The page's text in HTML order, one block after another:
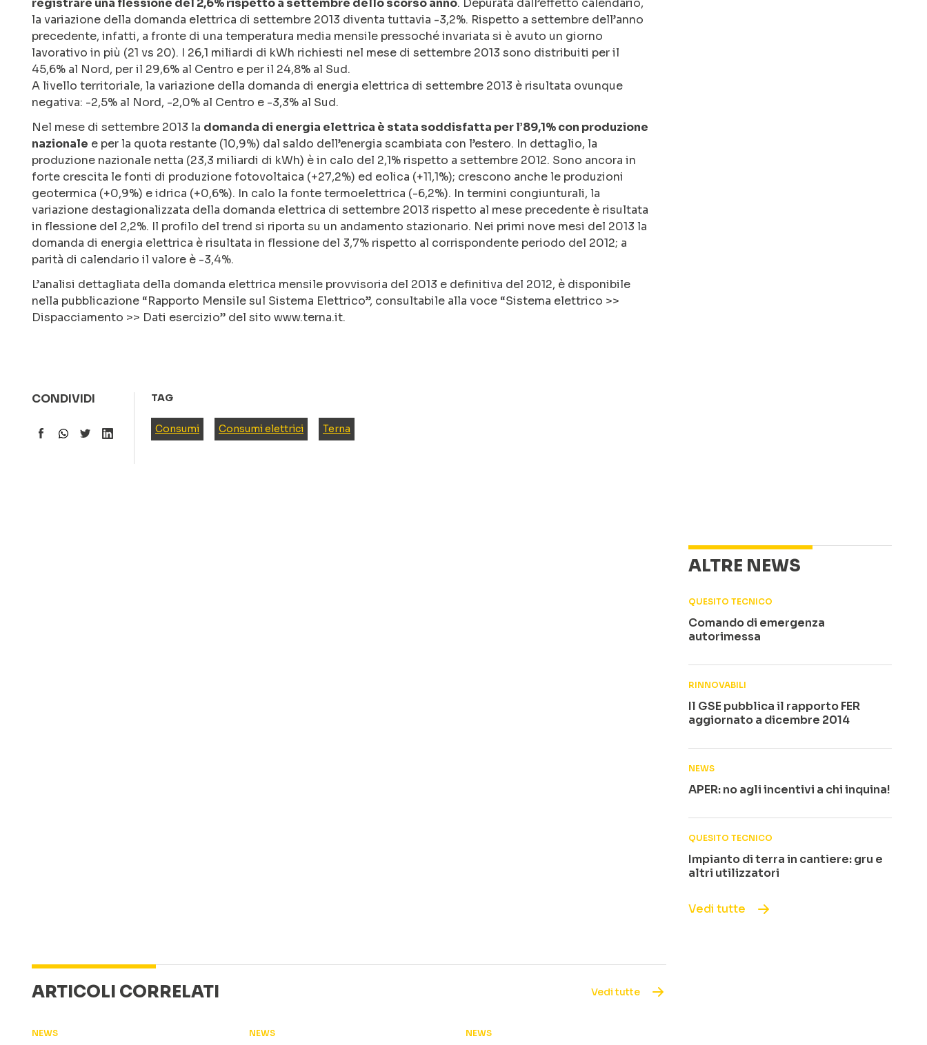
registrare una flessione del 2,6% rispetto a settembre dello scorso anno. Depurata dall’effetto calendario,
la variazione della domanda elettrica di settembre 2013 diventa tuttavia -3,2%. Rispetto a settembre dell’anno
precedente, infatti, a fronte di una temperatura media mensile pressoché invariata si è avuto un giorno
lavorativo in più (21 vs 20). I 26,1 miliardi di kWh richiesti nel mese di settembre 2013 sono distribuiti per il
45,6% al Nord, per il 29,6% al Centro e per il 24,8% al Sud.
A livello territoriale, la variazione della domanda di energia elettrica di settembre 2013 è risultata ovunque
negativa: -2,5% al Nord, -2,0% al Centro e -3,3% al Sud.
Nel mese di settembre 2013 la domanda di energia elettrica è stata soddisfatta per l’89,1% con produzione
nazionale e per la quota restante (10,9%) dal saldo dell’energia scambiata con l’estero. In dettaglio, la
produzione nazionale netta (23,3 miliardi di kWh) è in calo del 2,1% rispetto a settembre 2012. Sono ancora in
forte crescita le fonti di produzione fotovoltaica (+27,2%) ed eolica (+11,1%); crescono anche le produzioni
geotermica (+0,9%) e idrica (+0,6%). In calo la fonte termoelettrica (-6,2%). In termini congiunturali, la
variazione destagionalizzata della domanda elettrica di settembre 2013 rispetto al mese precedente è risultata
in flessione del 2,2%. Il profilo del trend si riporta su un andamento stazionario. Nei primi nove mesi del 2013 la
domanda di energia elettrica è risultata in flessione del 3,7% rispetto al corrispondente periodo del 2012; a
parità di calendario il valore è -3,4%.
L’analisi dettagliata della domanda elettrica mensile provvisoria del 2013 e definitiva del 2012, è disponibile
nella pubblicazione “Rapporto Mensile sul Sistema Elettrico”, consultabile alla voce “Sistema elettrico >>
Dispacciamento >> Dati esercizio” del sito www.terna.it.
CONDIVIDI TAG
Consumi Consumi elettrici Terna
ALTRE NEWS
QUESITO TECNICO
Comando di emergenza
autorimessa
RINNOVABILI
Il GSE pubblica il rapporto FER
aggiornato a dicembre 2014
NEWS
APER: no agli incentivi a chi inquina!
QUESITO TECNICO
Impianto di terra in cantiere: gru e
altri utilizzatori
Vedi tutte
ARTICOLI CORRELATI Vedi tutte
NEWS NEWS NEWS